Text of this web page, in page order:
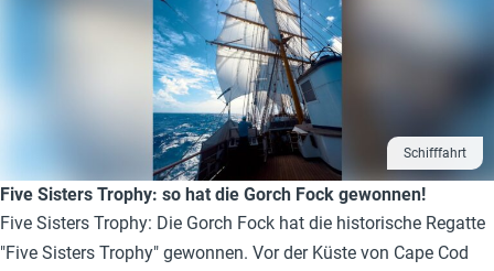
Schifffahrt
Five Sisters Trophy: so hat die Gorch Fock gewonnen!
Five Sisters Trophy: Die Gorch Fock hat die historische Regatte
"Five Sisters Trophy" gewonnen. Vor der Küste von Cape Cod